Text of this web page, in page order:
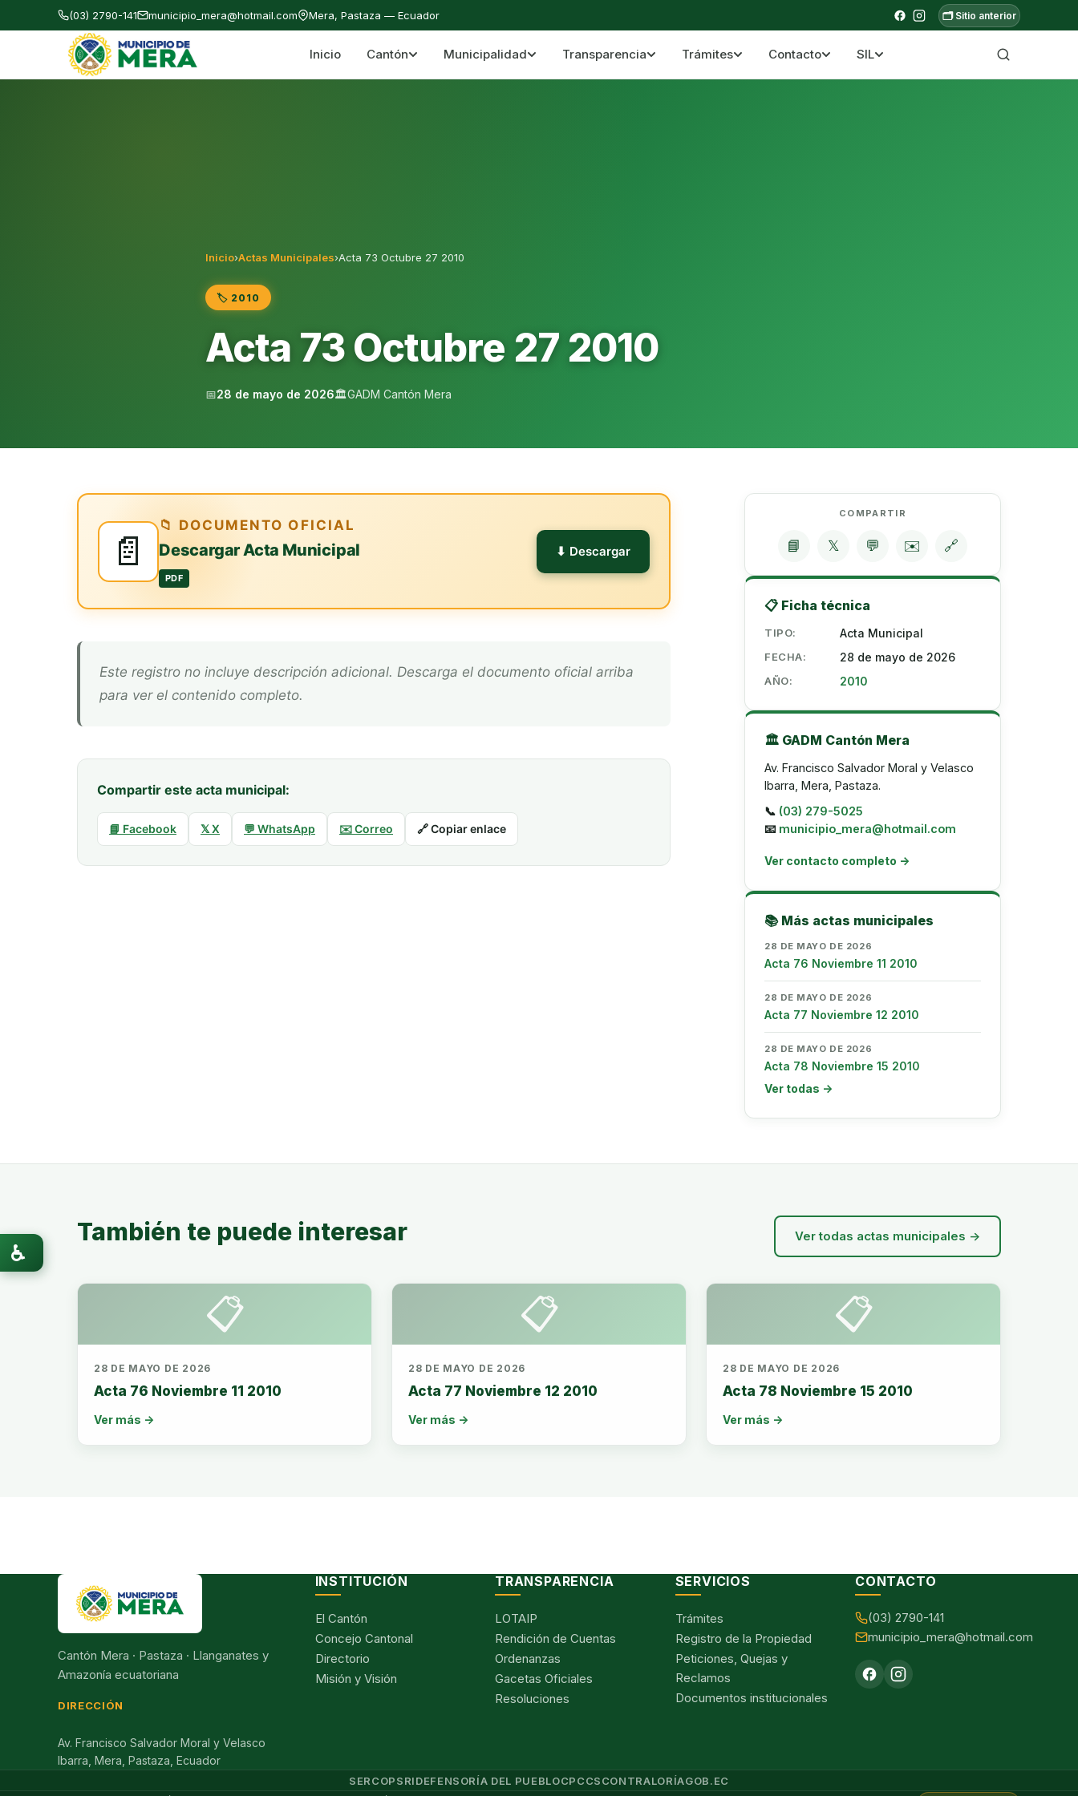
(03) 2790-141 municipio_mera@hotmail.com Mera, Pastaza — Ecuador 🗂️ Sitio anterior
Gobierno Autónomo Descentralizado Municipal del Cantón Mera Cantón Mera · Pastaza · Llanganates y Amazonía ecuatoriana
Inicio Cantón Municipalidad Transparencia Trámites Contacto SIL
Inicio›Actas Municipales›Acta 73 Octubre 27 2010
🏷️ 2010
Acta 73 Octubre 27 2010
📅28 de mayo de 2026🏛️GADM Cantón Mera
📄
📁 DOCUMENTO OFICIAL
Descargar Acta Municipal
PDF
⬇ Descargar
Este registro no incluye descripción adicional. Descarga el documento oficial arriba
para ver el contenido completo.
Compartir este acta municipal:
📘 Facebook 𝕏 X 💬 WhatsApp ✉️ Correo 🔗 Copiar enlace
COMPARTIR
📘 𝕏 💬 ✉️ 🔗
📋 Ficha técnica
TIPO: Acta Municipal
FECHA: 28 de mayo de 2026
AÑO: 2010
🏛️ GADM Cantón Mera
Av. Francisco Salvador Moral y Velasco
Ibarra, Mera, Pastaza.
📞 (03) 279-5025
📧 municipio_mera@hotmail.com
Ver contacto completo →
📚 Más actas municipales
28 DE MAYO DE 2026
Acta 76 Noviembre 11 2010
28 DE MAYO DE 2026
Acta 77 Noviembre 12 2010
28 DE MAYO DE 2026
Acta 78 Noviembre 15 2010
Ver todas →
También te puede interesar Ver todas actas municipales →
📋
28 DE MAYO DE 2026
Acta 76 Noviembre 11 2010
Ver más →
📋
28 DE MAYO DE 2026
Acta 77 Noviembre 12 2010
Ver más →
📋
28 DE MAYO DE 2026
Acta 78 Noviembre 15 2010
Ver más →
Cantón Mera · Pastaza · Llanganates y
Amazonía ecuatoriana
DIRECCIÓN
Av. Francisco Salvador Moral y Velasco
Ibarra, Mera, Pastaza, Ecuador
INSTITUCIÓN
El Cantón
Concejo Cantonal
Directorio
Misión y Visión
TRANSPARENCIA
LOTAIP
Rendición de Cuentas
Ordenanzas
Gacetas Oficiales
Resoluciones
SERVICIOS
Trámites
Registro de la Propiedad
Peticiones, Quejas y
Reclamos
Documentos institucionales
CONTACTO
(03) 2790-141
municipio_mera@hotmail.com
SERCOPSRIDEFENSORÍA DEL PUEBLOCPCCSCONTRALORÍAGOB.EC
♿